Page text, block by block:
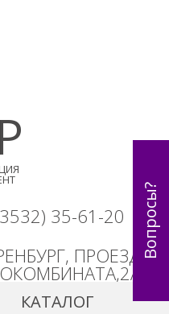
35-61-20
ПРОЕЗД
КАТАЛОГ
Вопросы?